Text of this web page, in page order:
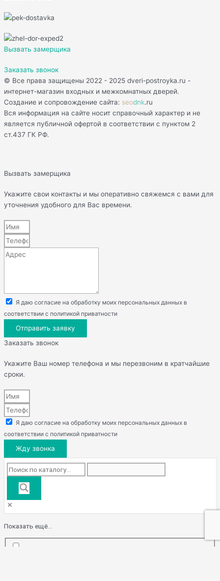
Вызвать замерщика
Заказать звонок
© Все права защищены 2022 - 2025 dveri-postroyka.ru -
интернет-магазин входных и межкомнатных дверей.
Создание и сопровождение сайта: seodnk.ru
Вся информация на сайте носит справочный характер и не
является публичной офертой в соответствии с пунктом 2
ст.437 ГК РФ.
Вызвать замерщика
Укажите свои контакты и мы оперативно свяжемся с вами для
уточнения удобного для Вас времени.
Я даю согласие на обработку моих персональных данных в
соответствии с политикой приватности
Отправить заявку
Заказать звонок
Укажите Ваш номер телефона и мы перезвоним в кратчайшие
сроки.
Я даю согласие на обработку моих персональных данных в
соответствии с политикой приватности
Жду звонка
Показать ещё...